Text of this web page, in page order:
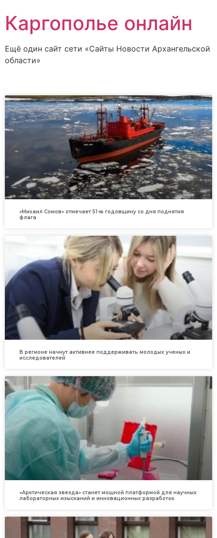
Каргополье онлайн
Ещё один сайт сети «Сайты Новости Архангельской
области»
«Михаил Сомов» отмечает 51-ю годовщину со дня поднятия
флага
В регионе начнут активнее поддерживать молодых ученых и
исследователей
«Арктическая звезда» станет мощной платформой для научных
лабораторных изысканий и инновационных разработок